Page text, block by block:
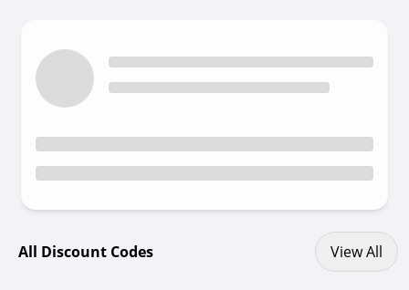
All Discount Codes
View All discount codes
View All